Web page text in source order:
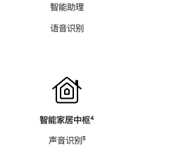
智能助理
语音识别
智能家居中枢脚
⁴
声音识别脚
⁵